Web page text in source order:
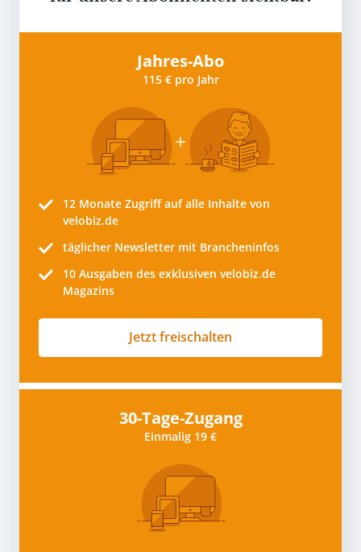
Jahres-Abo
115 € pro Jahr
12 Monate Zugriff auf alle Inhalte von
velobiz.de
täglicher Newsletter mit Brancheninfos
10 Ausgaben des exklusiven velobiz.de
Magazins
Jetzt freischalten
30-Tage-Zugang
Einmalig 19 €